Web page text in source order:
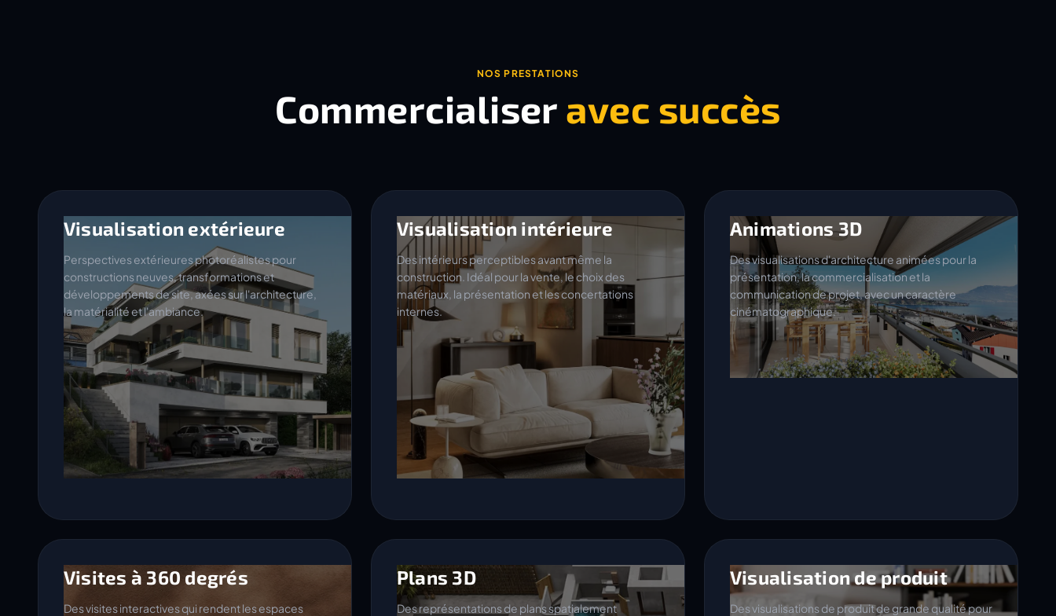
NOS PRESTATIONS
Commercialiser avec succès
Visualisation extérieure
Perspectives extérieures photoréalistes pour
constructions neuves, transformations et
développements de site, axées sur l'architecture,
la matérialité et l'ambiance.
Visualisation intérieure
Des intérieurs perceptibles avant même la
construction. Idéal pour la vente, le choix des
matériaux, la présentation et les concertations
internes.
Animations 3D
Des visualisations d'architecture animées pour la
présentation, la commercialisation et la
communication de projet, avec un caractère
cinématographique.
Visites à 360 degrés
Des visites interactives qui rendent les espaces
Plans 3D
Des représentations de plans spatialement
Visualisation de produit
Des visualisations de produit de grande qualité pour